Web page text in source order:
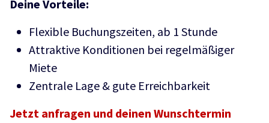
Deine Vorteile:
Flexible Buchungszeiten, ab 1 Stunde
Attraktive Konditionen bei regelmäßiger
Miete
Zentrale Lage & gute Erreichbarkeit
Jetzt anfragen und deinen Wunschtermin